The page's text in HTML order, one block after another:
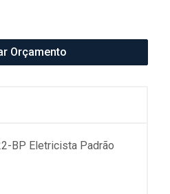
Orçamento
BP Eletricista Padrão